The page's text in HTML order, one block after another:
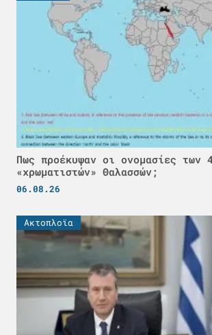
Πως προέκυψαν οι ονομασίες των
«χρωματιστών» Θαλασσών;
06.08.26
Ακτοπλοϊα